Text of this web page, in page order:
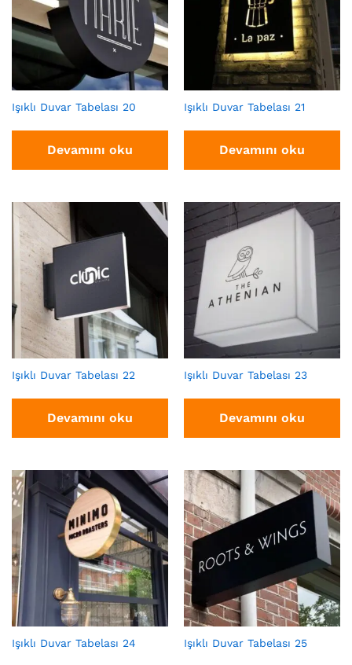
Işıklı Duvar Tabelası 20
Devamını oku
Işıklı Duvar Tabelası 21
Devamını oku
Işıklı Duvar Tabelası 22
Devamını oku
Işıklı Duvar Tabelası 23
Devamını oku
Işıklı Duvar Tabelası 24 Işıklı Duvar Tabelası 25